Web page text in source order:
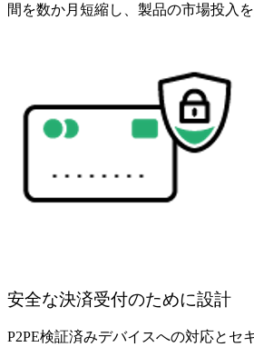
間を数か月短縮し、製品の市場投入を
安全な決済受付のために設計
P2PE検証済みデバイスへの対応とセ